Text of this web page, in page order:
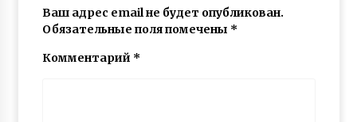
Ваш адрес email не будет опубликован.
Обязательные поля помечены *
Комментарий *